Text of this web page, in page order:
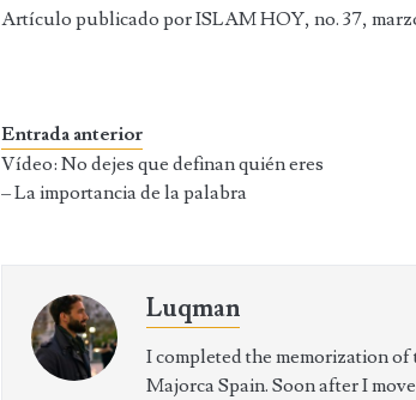
Artículo publicado por ISLAM HOY, no. 37,
Entrada anterior
Vídeo: No dejes que definan quién eres
– La importancia de la palabra
Luqman
I completed the memorization of
Majorca Spain. Soon after I